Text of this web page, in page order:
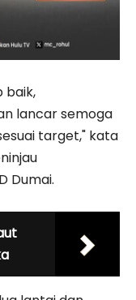
baik,
lancar semoga
target," kata
Dumai.